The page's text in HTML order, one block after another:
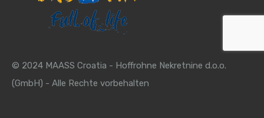
© 2024 MAASS Croatia - Hoffrohne Nekretnine d.o.o.
(GmbH) - Alle Rechte vorbehalten